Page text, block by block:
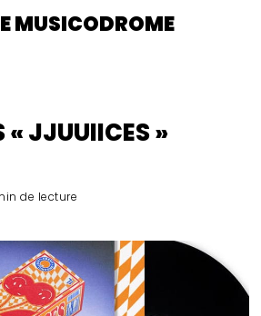
MUSICODROME
« JJUUIICES »
de lecture